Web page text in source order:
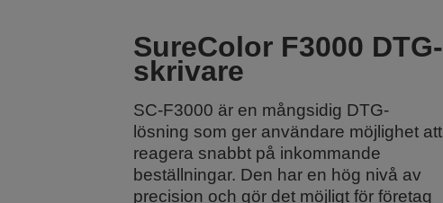
SureColor F3000 DTG-
skrivare
SC-F3000 är en mångsidig DTG-
lösning som ger användare möjlighet att
reagera snabbt på inkommande
beställningar. Den har en hög nivå av
precision och gör det möjligt för företag